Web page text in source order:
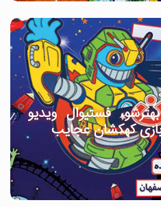
فستیوال ویدیو
کهکشان عجایب